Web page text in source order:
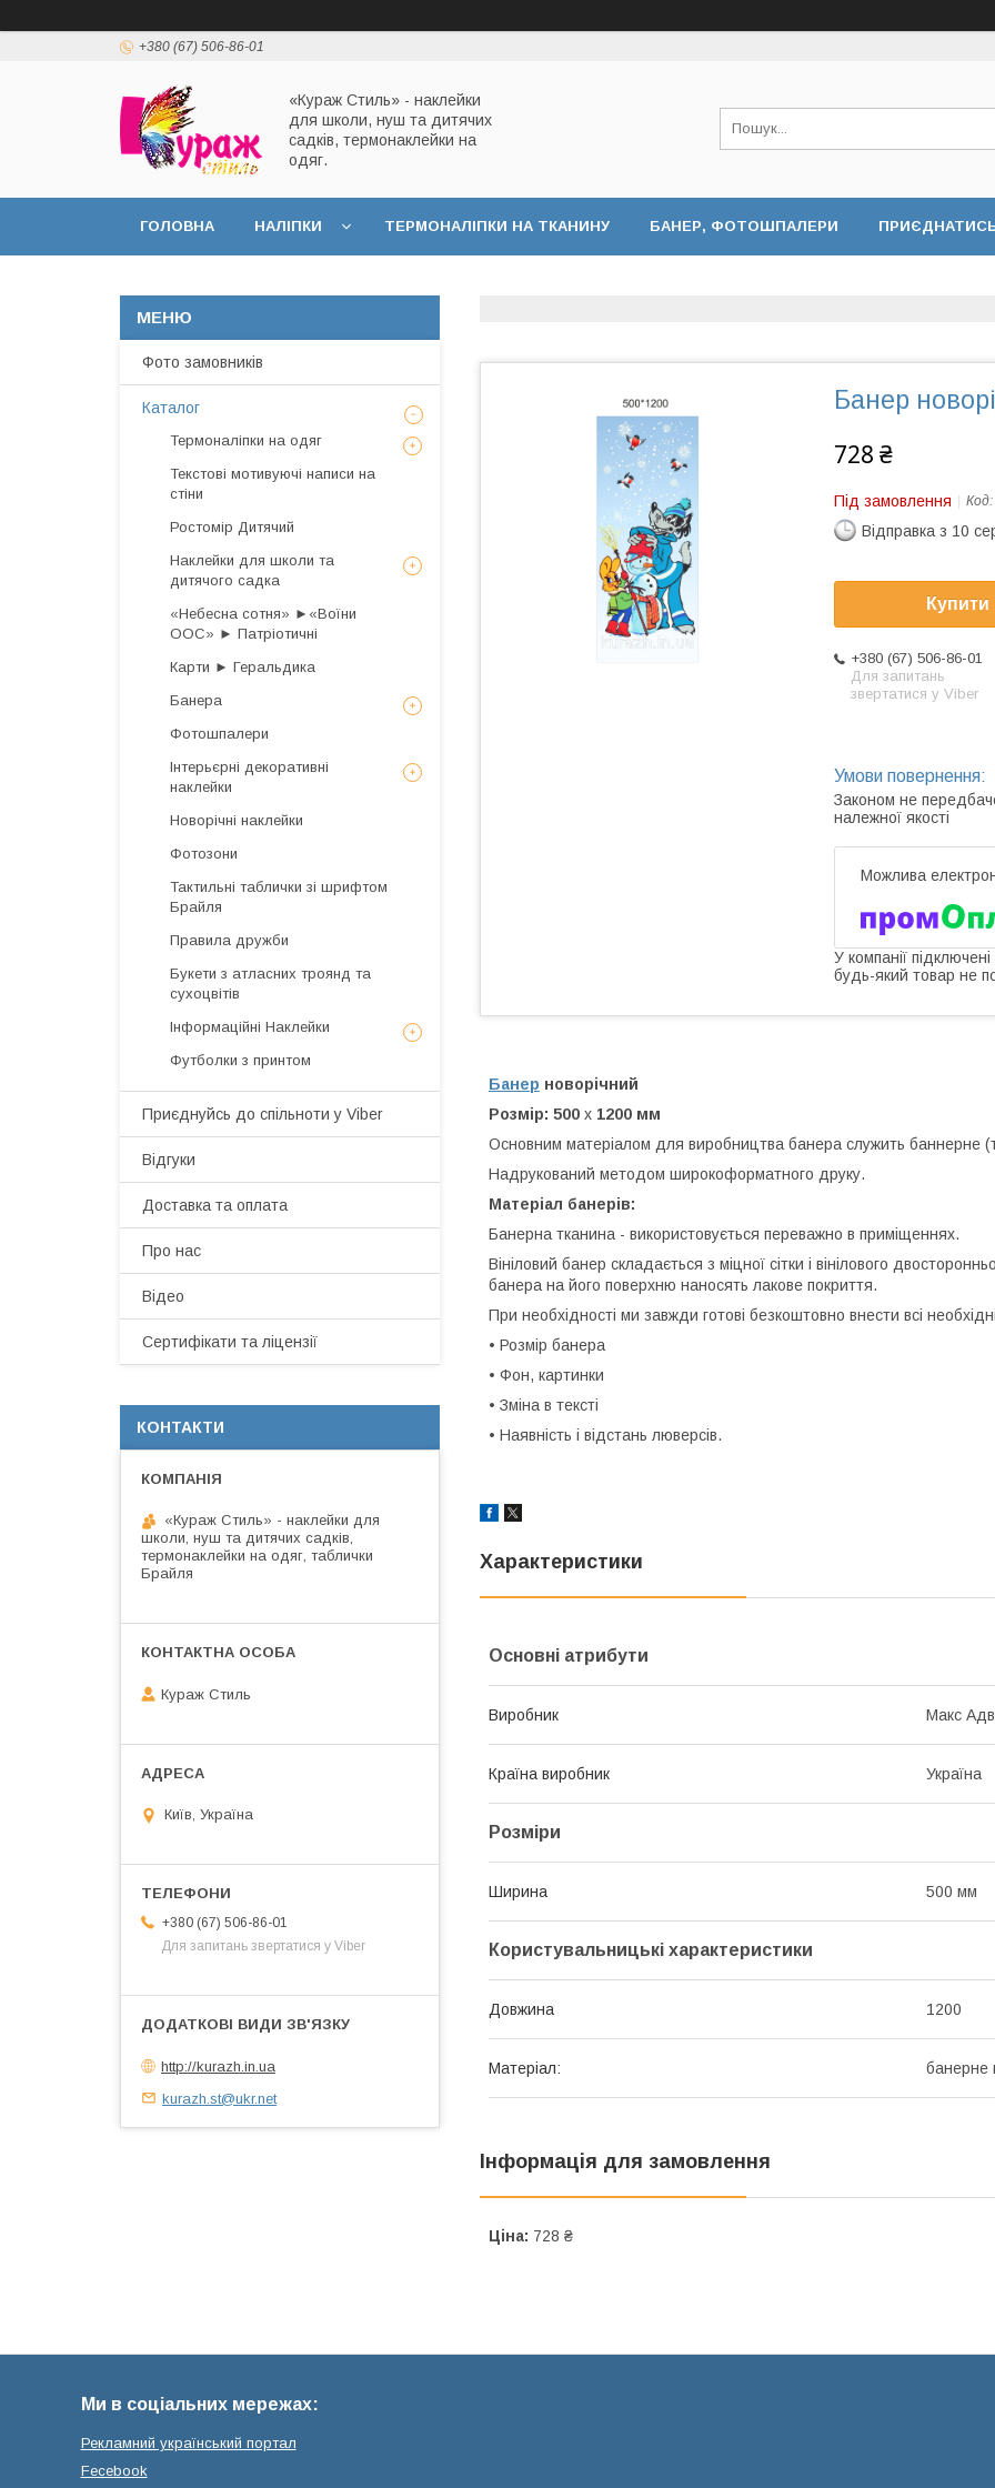
+380 (67) 506-86-01
«Кураж Стиль» - наклейки
для школи, нуш та дитячих
садків, термонаклейки на
одяг.
ГОЛОВНА НАЛІПКИ ТЕРМОНАЛІПКИ НА ТКАНИНУ БАНЕР, ФОТОШПАЛЕРИ ПРИЄДНАТИСЬ
Банер
728 ₴
Під замовлення Код:
Відправка з 10
Купити
+380 (67) 506-86-01
Для запитань
звертатися у Viber
Законом не
належної якості
У компанії
будь-який товар не
Банер новорічний
Розмір: 500 х 1200 мм
Основним матеріалом для виробництва банера служить баннерне
Надрукований методом широкоформатного друку.
Матеріал банерів:
Банерна тканина - використовується переважно в приміщеннях.
Вініловий банер складається з міцної сітки і вінілового
банера на його поверхню наносять лакове покриття.
При необхідності ми завжди готові безкоштовно внести всі
• Розмір банера
• Фон, картинки
• Зміна в тексті
• Наявність і відстань люверсів.
Характеристики
Основні атрибути
Виробник Макс
Країна виробник Україна
Розміри
Ширина 500 мм
Користувальницькі характеристики
Довжина 1200
Матеріал: банерне
Інформація для замовлення
Ціна: 728 ₴
Фото замовників
Каталог
Термоналіпки на одяг
Текстові мотивуючі написи на
стіни
Ростомір Дитячий
Наклейки для школи та
дитячого садка
«Небесна сотня» ►«Воїни
ООС» ► Патріотичні
Карти ► Геральдика
Банера
Фотошпалери
Інтерьєрні декоративні
наклейки
Новорічні наклейки
Фотозони
Тактильні таблички зі шрифтом
Брайля
Правила дружби
Букети з атласних троянд та
сухоцвітів
Інформаційні Наклейки
Футболки з принтом
Приєднуйсь до спільноти у Viber
Відгуки
Доставка та оплата
Про нас
Відео
Сертифікати та ліцензії
КОНТАКТИ
«Кураж Стиль» - наклейки для
школи, нуш та дитячих садків,
термонаклейки на одяг, таблички
Брайля
Кураж Стиль
Київ, Україна
+380 (67) 506-86-01
Для запитань звертатися у Viber
http://kurazh.in.ua
kurazh.st@ukr.net
Ми в соціальних мережах:
Рекламний український портал
Fecebook